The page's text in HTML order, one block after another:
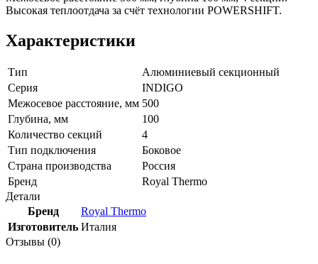
Высокая теплоотдача за счёт технологии POWERSHIFT.
Характеристики
Тип
Алюминиевый секционный
Серия
INDIGO
Межосевое расстояние, мм 500
Глубина, мм
100
Количество секций
4
Тип подключения
Боковое
Страна производства
Россия
Бренд
Royal Thermo
Детали
Бренд
Royal Thermo
Изготовитель Италия
Отзывы (0)